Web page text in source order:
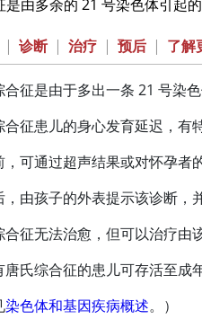
是由多余的 21 号染色体引起
| 诊断 | 治疗 | 预后 | 了解
合征是由于多出一条 21 号染色
合征患儿的身心发育延迟，有
，可通过超声结果或对怀孕者
，由孩子的外表提示该诊断，
合征无法治愈，但可以治疗由
唐氏综合征的患儿可存活至成年
染色体和基因疾病概述。）